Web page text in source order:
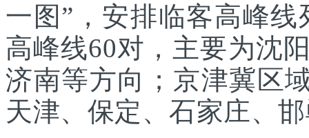
一图”，安排临客高峰
高峰线60对，主要为沈
济南等方向；京津冀区
天津、保定、石家庄、